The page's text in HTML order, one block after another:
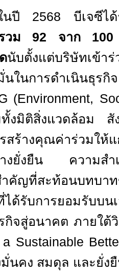
นปี 2568 บีเจซีไ
วม92 จาก
นับตั้งแต่บริษัทเข้า
นในการดำเนินธุร
(Environment,
งมิติสิ่งแวดล้อม
สร้างคุณค่าร่วมให้
งยั่งยืน ความสำเ
คัญที่สะท้อนบทบาท
ได้รับการยอมรับบ
กิจสู่อนาคต ภายใต้
a Sustainable
มั่นคง สมดุล และยั่ง